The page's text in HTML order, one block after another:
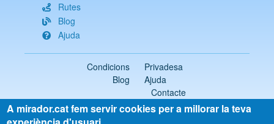
Rutes
Blog
Ajuda
Condicions
Privadesa
Blog
Ajuda
Contacte
2018-2026 ©mirador.cat
Tots els drets reservats
A mirador.cat fem servir cookies per a millorar la teva